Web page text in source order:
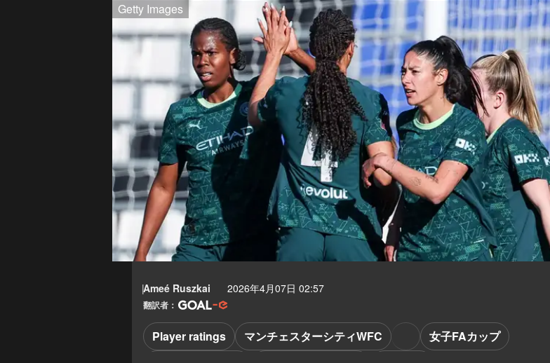
Getty Images
Ameé Ruszkai 2026年4月07日 02:57
翻訳者：
Player ratings マンチェスターシティWFC
女子FAカップ